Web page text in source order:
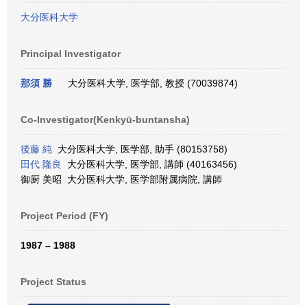
大分医科大学
Principal Investigator
那須 勝 大分医科大学, 医学部, 教授 (70039874)
Co-Investigator(Kenkyū-buntansha)
後藤 純 大分医科大学, 医学部, 助手 (80153758)
田代 隆良
大分医科大学, 医学部, 講師 (40163456)
御厨 美昭 大分医科大学, 医学部附属病院, 講師
Project Period (FY)
1987 – 1988
Project Status